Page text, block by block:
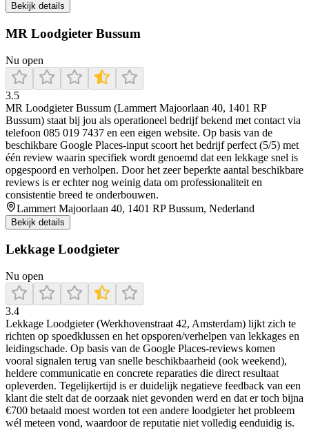
Bekijk details
MR Loodgieter Bussum
Nu open
3.5
MR Loodgieter Bussum (Lammert Majoorlaan 40, 1401 RP
Bussum) staat bij jou als operationeel bedrijf bekend met contact via
telefoon 085 019 7437 en een eigen website. Op basis van de
beschikbare Google Places-input scoort het bedrijf perfect (5/5) met
één review waarin specifiek wordt genoemd dat een lekkage snel is
opgespoord en verholpen. Door het zeer beperkte aantal beschikbare
reviews is er echter nog weinig data om professionaliteit en
consistentie breed te onderbouwen.
Lammert Majoorlaan 40, 1401 RP Bussum, Nederland
Bekijk details
Lekkage Loodgieter
Nu open
3.4
Lekkage Loodgieter (Werkhovenstraat 42, Amsterdam) lijkt zich te
richten op spoedklussen en het opsporen/verhelpen van lekkages en
leidingschade. Op basis van de Google Places-reviews komen
vooral signalen terug van snelle beschikbaarheid (ook weekend),
heldere communicatie en concrete reparaties die direct resultaat
opleverden. Tegelijkertijd is er duidelijk negatieve feedback van een
klant die stelt dat de oorzaak niet gevonden werd en dat er toch bijna
€700 betaald moest worden tot een andere loodgieter het probleem
wél meteen vond, waardoor de reputatie niet volledig eenduidig is.